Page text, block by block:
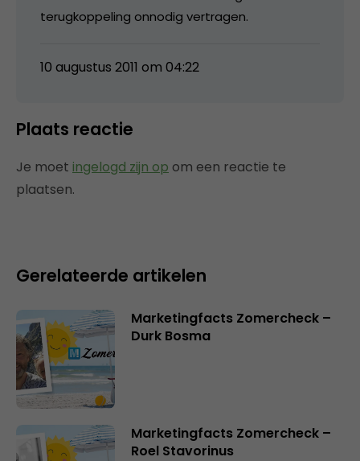
terugkoppeling onnodig vertragen.
10 augustus 2011 om 04:22
Plaats reactie
Je moet ingelogd zijn op om een reactie te
plaatsen.
Gerelateerde artikelen
Marketingfacts Zomercheck –
Durk Bosma
Marketingfacts Zomercheck –
Roel Stavorinus